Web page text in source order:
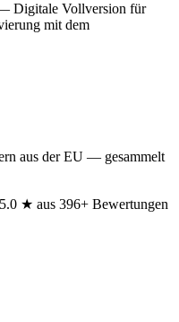
Digitale Vollversion für
mit dem
aus der EU — gesammelt
★ aus 396+ Bewertungen